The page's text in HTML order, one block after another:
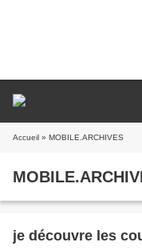
Accueil » MOBILE.ARCHIVES
je découvre les